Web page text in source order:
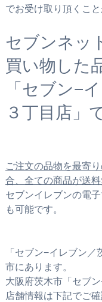
でお受け取り頂くこと
セブンネッ
買い物した
「セブン−
３丁目店」
ご注文の品物を最寄
合、全ての商品が送料
セブンイレブンの電
も可能です。
「セブン−イレブン
市にあります。
大阪府茨木市「セブ
店舗情報は下記でご確